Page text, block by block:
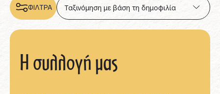
ΦΙΛΤΡΑ
Η συλλογή μας